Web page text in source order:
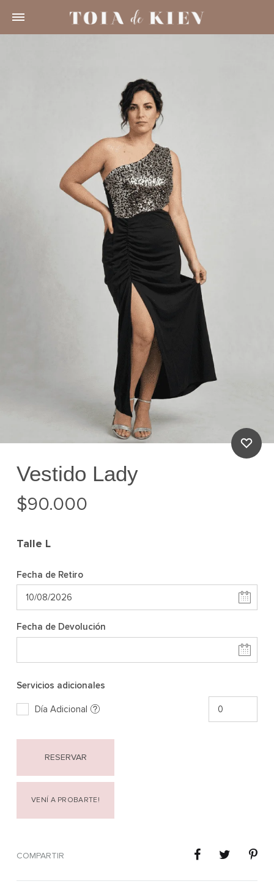
Vestido Lady
$90.000
Talle L
Fecha de Retiro
Fecha de Devolución
Servicios adicionales
Día Adicional
RESERVAR
VENÍ A PROBARTE!
COMPARTIR